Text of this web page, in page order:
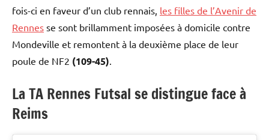
fois-ci en faveur d’un club rennais, les filles de l’Avenir de
Rennes se sont brillamment imposées à domicile contre
Mondeville et remontent à la deuxième place de leur
poule de NF2 (109-45)
La TA Rennes Futsal se distingue face à
Reims